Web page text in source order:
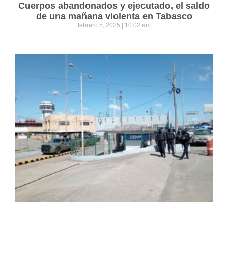
Cuerpos abandonados y ejecutado, el saldo
de una mañana violenta en Tabasco
febrero 5, 2025 10:02 am